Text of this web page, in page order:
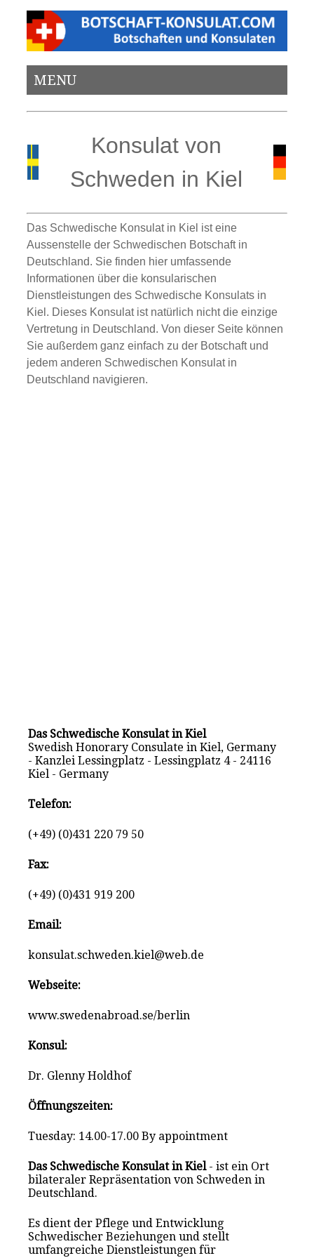
MENU
Konsulat von
Schweden in Kiel
Das Schwedische Konsulat in Kiel ist eine
Aussenstelle der Schwedischen Botschaft in
Deutschland. Sie finden hier umfassende
Informationen über die konsularischen
Dienstleistungen des Schwedische Konsulats in
Kiel. Dieses Konsulat ist natürlich nicht die einzige
Vertretung in Deutschland. Von dieser Seite können
Sie außerdem ganz einfach zu der Botschaft und
jedem anderen Schwedischen Konsulat in
Deutschland navigieren.
Das Schwedische Konsulat in Kiel
Swedish Honorary Consulate in Kiel, Germany
- Kanzlei Lessingplatz - Lessingplatz 4 - 24116
Kiel - Germany
Telefon:
(+49) (0)431 220 79 50
Fax:
(+49) (0)431 919 200
Email:
konsulat.schweden.kiel@web.de
Webseite:
www.swedenabroad.se/berlin
Konsul:
Dr. Glenny Holdhof
Öffnungszeiten:
Tuesday: 14.00-17.00 By appointment
Das Schwedische Konsulat in Kiel- ist ein Ort
bilateraler Repräsentation von Schweden in
Deutschland.
Es dient der Pflege und Entwicklung
Schwedischer Beziehungen und stellt
umfangreiche Dienstleistungen für